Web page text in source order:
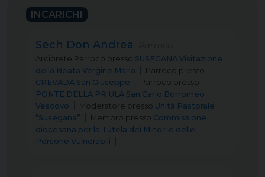
INCARICHI
Sech Don Andrea
Arciprete Parroco presso SUSEGANA Visitazione
della Beata Vergine Maria
Parroco presso
CREVADA San Giuseppe
Parroco presso
PONTE DELLA PRIULA San Carlo Borromeo
Vescovo
Moderatore presso Unità Pastorale
“Susegana”
Membro presso Commissione
diocesana per la Tutela dei Minori e delle
Persone Vulnerabili